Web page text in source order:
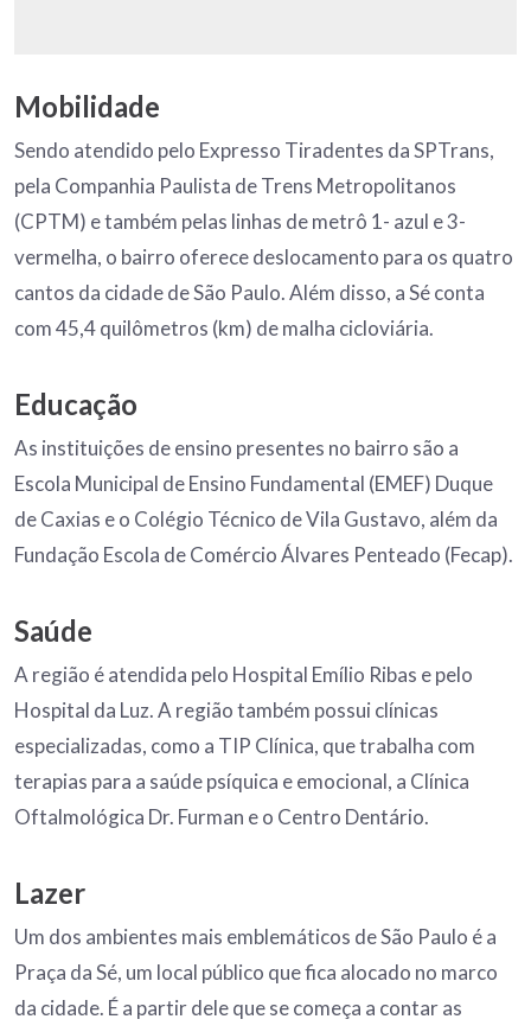
Mobilidade
Sendo atendido pelo Expresso Tiradentes da SPTrans,
pela Companhia Paulista de Trens Metropolitanos
(CPTM) e também pelas linhas de metrô 1- azul e 3-
vermelha, o bairro oferece deslocamento para os quatro
cantos da cidade de São Paulo. Além disso, a Sé conta
com 45,4 quilômetros (km) de malha cicloviária.
Educação
As instituições de ensino presentes no bairro são a
Escola Municipal de Ensino Fundamental (EMEF) Duque
de Caxias e o Colégio Técnico de Vila Gustavo, além da
Fundação Escola de Comércio Álvares Penteado (Fecap).
Saúde
A região é atendida pelo Hospital Emílio Ribas e pelo
Hospital da Luz. A região também possui clínicas
especializadas, como a TIP Clínica, que trabalha com
terapias para a saúde psíquica e emocional, a Clínica
Oftalmológica Dr. Furman e o Centro Dentário.
Lazer
Um dos ambientes mais emblemáticos de São Paulo é a
Praça da Sé, um local público que fica alocado no marco
da cidade. É a partir dele que se começa a contar as